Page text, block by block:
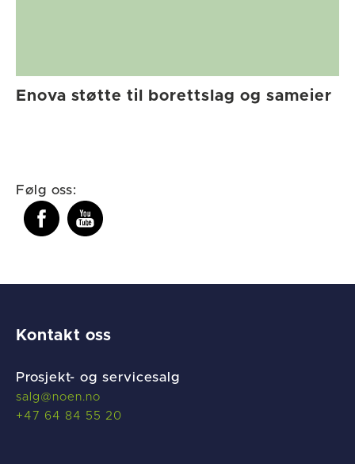
Enova støtte til borettslag og sameier
Følg oss:
Kontakt oss
Prosjekt- og servicesalg
salg@noen.no
+47 64 84 55 20